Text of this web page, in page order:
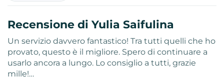
Recensione di Yulia Saifulina
Un servizio davvero fantastico! Tra tutti quelli che ho
provato, questo è il migliore. Spero di continuare a
usarlo ancora a lungo. Lo consiglio a tutti, grazie
mille!…